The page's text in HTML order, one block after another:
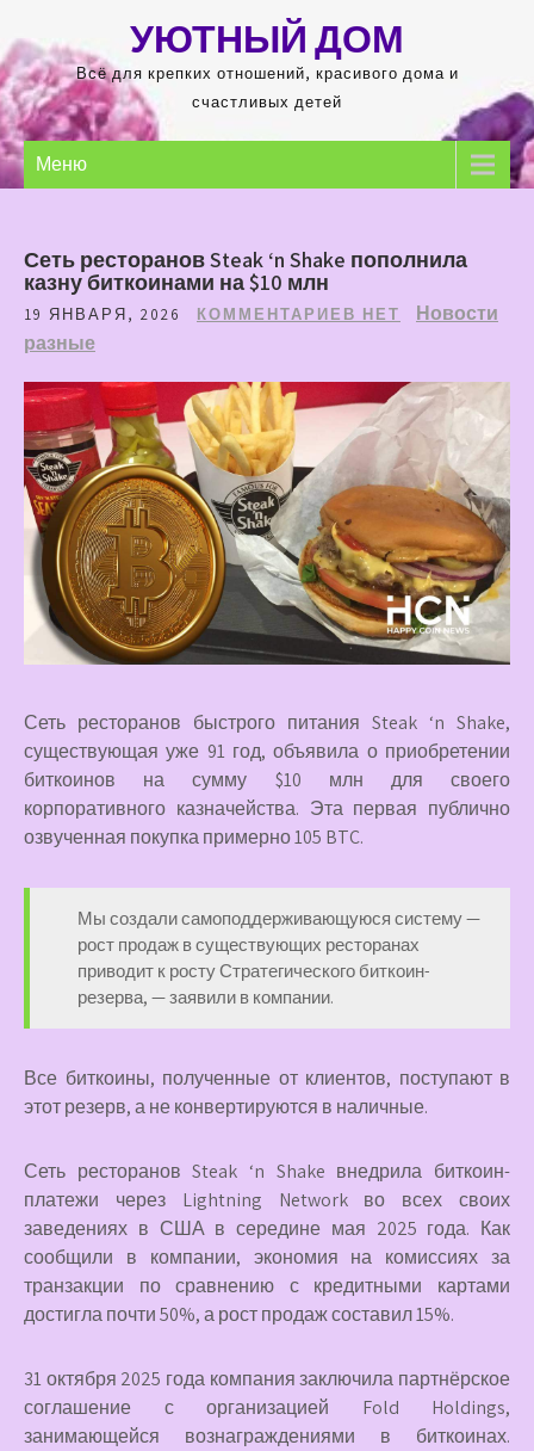
содержимому
УЮТНЫЙ ДОМ
Всё для крепких отношений, красивого дома и
счастливых детей
Меню
Сеть ресторанов Steak ‘n Shake пополнила
казну биткоинами на $10 млн
19 ЯНВАРЯ, 2026 КОММЕНТАРИЕВ НЕТ
Новости
разные
Сеть ресторанов быстрого питания Steak ‘n Shake,
существующая уже 91 год, объявила о приобретении
биткоинов на сумму $10 млн для своего
корпоративного казначейства. Эта первая публично
озвученная покупка примерно 105 BTC.
Мы создали самоподдерживающуюся систему —
рост продаж в существующих ресторанах
приводит к росту Стратегического биткоин-
резерва, — заявили в компании.
Все биткоины, полученные от клиентов, поступают в
этот резерв, а не конвертируются в наличные.
Сеть ресторанов Steak ‘n Shake внедрила биткоин-
платежи через Lightning Network во всех своих
заведениях в США в середине мая 2025 года. Как
сообщили в компании, экономия на комиссиях за
транзакции по сравнению с кредитными картами
достигла почти 50%, а рост продаж составил 15%.
31 октября 2025 года компания заключила партнёрское
соглашение с организацией Fold Holdings,
занимающейся вознаграждениями в биткоинах.